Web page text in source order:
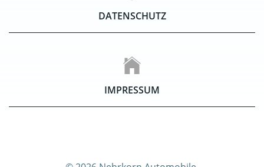
DATENSCHUTZ
IMPRESSUM